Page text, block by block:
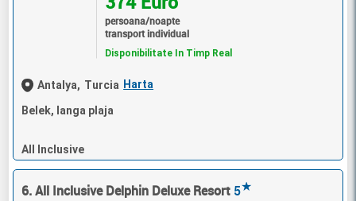
persoana/noapte
transport individual
Disponibilitate In Timp Real
Antalya, Turcia Harta
Belek, langa plaja
All Inclusive
6. All Inclusive Delphin Deluxe Resort 5★